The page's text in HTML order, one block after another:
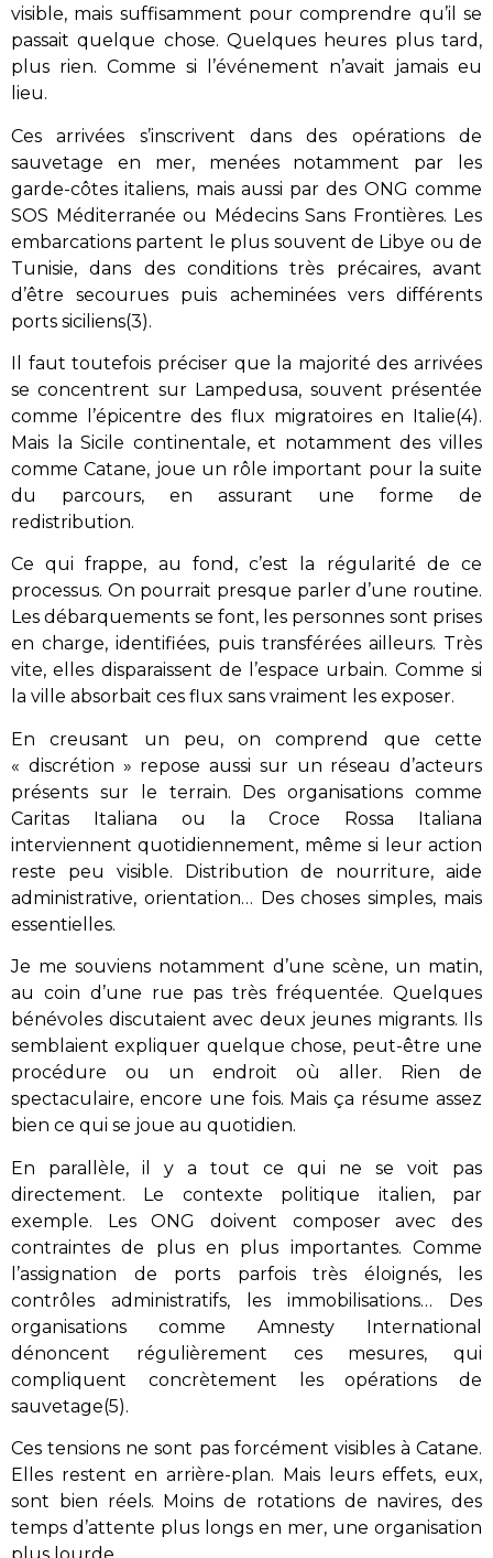
visible, mais suffisamment pour comprendre qu’il se
passait quelque chose. Quelques heures plus tard,
plus rien. Comme si l’événement n’avait jamais eu
lieu.
Ces arrivées s’inscrivent dans des opérations de
sauvetage en mer, menées notamment par les
garde-côtes italiens, mais aussi par des ONG comme
SOS Méditerranée ou Médecins Sans Frontières. Les
embarcations partent le plus souvent de Libye ou de
Tunisie, dans des conditions très précaires, avant
d’être secourues puis acheminées vers différents
ports siciliens(3).
Il faut toutefois préciser que la majorité des arrivées
se concentrent sur Lampedusa, souvent présentée
comme l’épicentre des flux migratoires en Italie(4).
Mais la Sicile continentale, et notamment des villes
comme Catane, joue un rôle important pour la suite
du parcours, en assurant une forme de
redistribution.
Ce qui frappe, au fond, c’est la régularité de ce
processus. On pourrait presque parler d’une routine.
Les débarquements se font, les personnes sont prises
en charge, identifiées, puis transférées ailleurs. Très
vite, elles disparaissent de l’espace urbain. Comme si
la ville absorbait ces flux sans vraiment les exposer.
En creusant un peu, on comprend que cette
« discrétion » repose aussi sur un réseau d’acteurs
présents sur le terrain. Des organisations comme
Caritas Italiana ou la Croce Rossa Italiana
interviennent quotidiennement, même si leur action
reste peu visible. Distribution de nourriture, aide
administrative, orientation… Des choses simples, mais
essentielles.
Je me souviens notamment d’une scène, un matin,
au coin d’une rue pas très fréquentée. Quelques
bénévoles discutaient avec deux jeunes migrants. Ils
semblaient expliquer quelque chose, peut-être une
procédure ou un endroit où aller. Rien de
spectaculaire, encore une fois. Mais ça résume assez
bien ce qui se joue au quotidien.
En parallèle, il y a tout ce qui ne se voit pas
directement. Le contexte politique italien, par
exemple. Les ONG doivent composer avec des
contraintes de plus en plus importantes. Comme
l’assignation de ports parfois très éloignés, les
contrôles administratifs, les immobilisations… Des
organisations comme Amnesty International
dénoncent régulièrement ces mesures, qui
compliquent concrètement les opérations de
sauvetage(5).
Ces tensions ne sont pas forcément visibles à Catane.
Elles restent en arrière-plan. Mais leurs effets, eux,
sont bien réels. Moins de rotations de navires, des
temps d’attente plus longs en mer, une organisation